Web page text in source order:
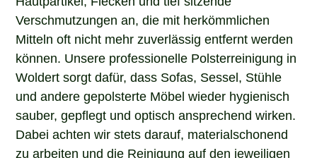
Verschmutzungen an, die mit herkömmlichen
Mitteln oft nicht mehr zuverlässig entfernt werden
können. Unsere professionelle Polsterreinigung in
Woldert sorgt dafür, dass Sofas, Sessel, Stühle
und andere gepolsterte Möbel wieder hygienisch
sauber, gepflegt und optisch ansprechend wirken.
Dabei achten wir stets darauf, materialschonend
zu arbeiten und die Reinigung auf den jeweiligen